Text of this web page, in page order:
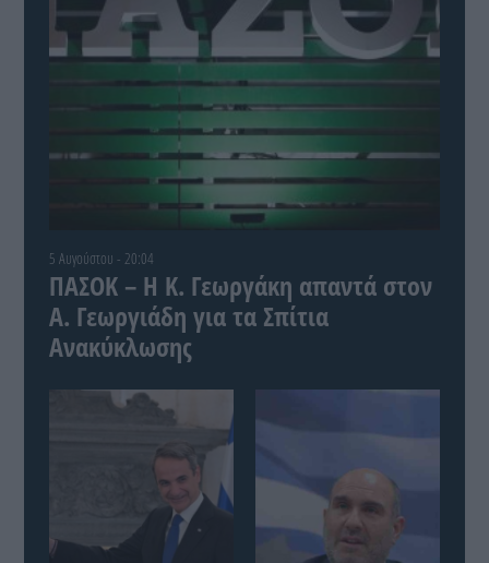
5 Αυγούστου - 20:04
ΠΑΣΟΚ – Η Κ. Γεωργάκη απαντά στον
Α. Γεωργιάδη για τα Σπίτια
Ανακύκλωσης